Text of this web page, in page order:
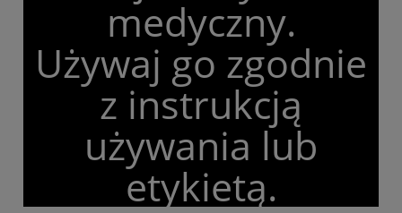
medyczny.
Używaj go zgodnie
z instrukcją
używania lub
etykietą.